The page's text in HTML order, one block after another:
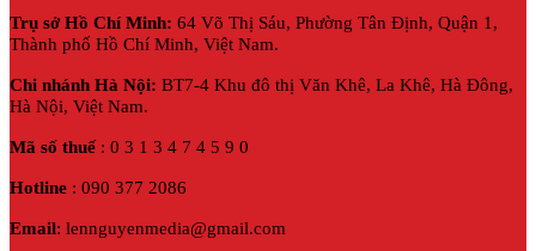
Trụ sở Hồ Chí Minh: 64 Võ Thị Sáu, Phường Tân Định, Quận 1,
Thành phố Hồ Chí Minh, Việt Nam.
Chi nhánh Hà Nội: BT7-4 Khu đô thị Văn Khê, La Khê, Hà Đông,
Hà Nội, Việt Nam.
Mã số thuế: 0 3 1 3 4 7 4 5 9 0
Hotline : 090 377 2086
Email: lennguyenmedia@gmail.com